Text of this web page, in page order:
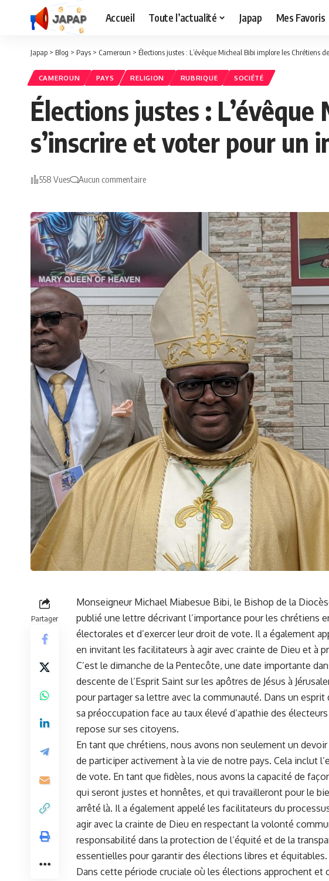
Accueil Toute l’actualité Japap Mes Favoris
Japap > Blog > Pays > Cameroun > Élections justes : L’évêque Micheal Bibi implore les Chrétiens
CAMEROUN PAYS RELIGION RUBRIQUE SOCIÉTÉ
Élections justes :
s’inscrire et voter pour un
558 Vues Aucun commentaire
Partager
Monseigneur Michael Miabesue Bibi, le Bishop de⁢ la
publié une lettre ⁤décrivant l’importance pour les chrétiens
électorales et d’exercer​ leur droit de‌ vote.‍ Il a également
en invitant⁢ les ​facilitateurs à agir‍ avec crainte ⁤de Dieu et à
C’est le dimanche de la Pentecôte, une date importante
descente de l’Esprit Saint sur les apôtres de Jésus à
pour partager sa lettre avec ⁤la​ communauté. Dans un
⁣sa préoccupation face au taux élevé d’apathie des
repose sur ses citoyens.
En tant que chrétiens, nous avons non seulement ‌un devoir
de participer activement à la vie de notre pays.‌ Cela inclut
de vote. ⁣En⁣ tant que‍ fidèles, ​nous avons la capacité de
qui seront⁤ justes et honnêtes, et qui travailleront pour le
arrêté là. Il a également appelé les facilitateurs‌ du
agir avec la crainte de Dieu‌ en respectant la⁤ volonté
responsabilité dans la protection de l’équité et de la
essentielles pour ​garantir des élections libres et équitables.
Dans cette période cruciale où ​les élections approchent et